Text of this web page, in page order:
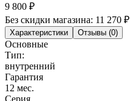
9 800 ₽
Без скидки магазина: 11 270 ₽
Характеристики Отзывы (0)
Основные
Тип:
внутренний
Гарантия
12 мес.